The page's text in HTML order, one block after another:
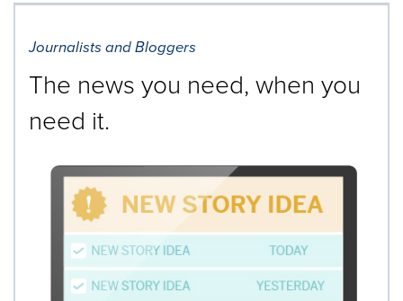
Journalists and Bloggers
The news you need, when you
need it.